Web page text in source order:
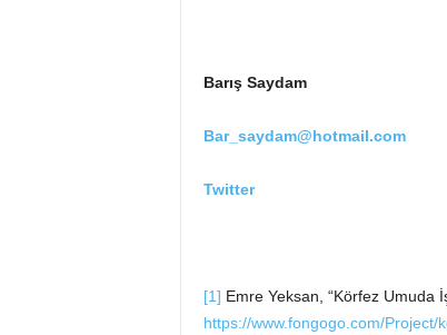
Barış Saydam
Bar_saydam@hotmail.com
Twitter
[1] Emre Yeksan, “Körfez Umuda
https://www.fongogo.com/Project/